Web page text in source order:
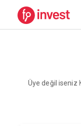
Üye değil iseniz